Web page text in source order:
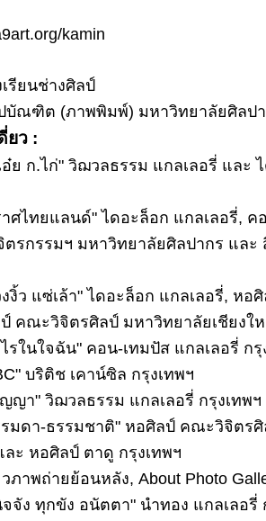
kamin
รียนช่างศิลป์
บัณฑิต (ภาพพิมพ์) มหาวิทยาลัยศิลป
ยว :
อ๋ย ก.ไก่" วิฌวลธรรม แกลเลอรี่ และ
ศไทยแลนด์" ไดอะล็อก แกลเลอรี่, ค
รกรรมฯ มหาวิทยาลัยศิลปากร และ
งิ้ว แซ่เล้า" ไดอะล็อก แกลเลอรี่, หอ
คณะวิจิตรศิลป์ มหาวิทยาลัยเชียงใ
รในใจฉัน" คอน-เทมปัส แกลเลอรี่ กรุ
บริติช เคาน์ซิล กรุงเทพฯ
ญา" วิฌวลธรรม แกลเลอรี่ กรุงเทพฯ
รมดา-ธรรมชาติ" หอศิลป์ คณะวิจิตร
ละ หอศิลป์ ตาดู กรุงเทพฯ
ภาพถ่ายย้อนหลัง, About Photo
จัง ทุกขัง อนัตตา" นำทอง แกลเลอรี่